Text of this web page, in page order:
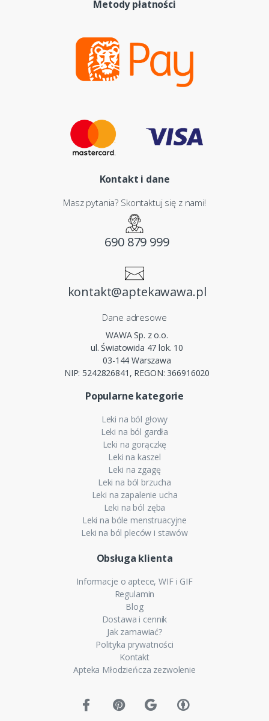
Metody płatności
Kontakt i dane
Masz pytania? Skontaktuj się z nami!
690 879 999
kontakt@aptekawawa.pl
Dane adresowe
WAWA Sp. z o.o.
ul. Światowida 47 lok. 10
03-144 Warszawa
NIP: 5242826841, REGON: 366916020
Popularne kategorie
Leki na ból głowy
Leki na ból gardła
Leki na gorączkę
Leki na kaszel
Leki na zgagę
Leki na ból brzucha
Leki na zapalenie ucha
Leki na ból zęba
Leki na bóle menstruacyjne
Leki na ból pleców i stawów
Obsługa klienta
Informacje o aptece, WIF i GIF
Regulamin
Blog
Dostawa i cennik
Jak zamawiać?
Polityka prywatności
Kontakt
Apteka Młodzieńcza zezwolenie